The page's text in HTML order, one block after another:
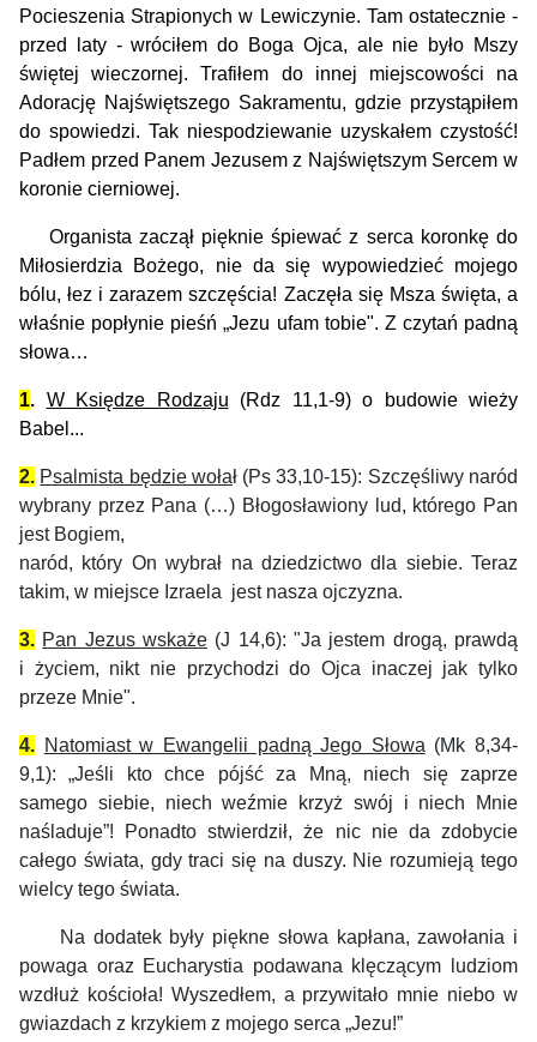
Pocieszenia Strapionych w Lewiczynie. Tam ostatecznie -
przed laty - wróciłem do Boga Ojca, ale nie było Mszy
świętej wieczornej. Trafiłem do innej miejscowości na
Adorację Najświętszego Sakramentu, gdzie przystąpiłem
do spowiedzi. Tak niespodziewanie uzyskałem czystość!
Padłem przed Panem Jezusem z Najświętszym Sercem w
koronie cierniowej.
Organista zaczął pięknie śpiewać z serca koronkę do
Miłosierdzia Bożego, nie da się wypowiedzieć mojego
bólu, łez i zarazem szczęścia! Zaczęła się Msza święta, a
właśnie popłynie pieśń „Jezu ufam tobie". Z czytań padną
słowa…
1. W Księdze Rodzaju (Rdz 11,1-9) o budowie wieży
Babel...
2. Psalmista będzie wołał (Ps 33,10-15): Szczęśliwy naród
wybrany przez Pana (…) Błogosławiony lud, którego Pan
jest Bogiem,
naród, który On wybrał na dziedzictwo dla siebie. Teraz
takim, w miejsce Izraela jest nasza ojczyzna.
3. Pan Jezus wskaże (J 14,6): "Ja jestem drogą, prawdą
i życiem, nikt nie przychodzi do Ojca inaczej jak tylko
przeze Mnie".
4. Natomiast w Ewangelii padną Jego Słowa(Mk 8,34-
9,1): „Jeśli kto chce pójść za Mną, niech się zaprze
samego siebie, niech weźmie krzyż swój i niech Mnie
naśladuje”! Ponadto stwierdził, że nic nie da zdobycie
całego świata, gdy traci się na duszy. Nie rozumieją tego
wielcy tego świata.
Na dodatek były piękne słowa kapłana, zawołania i
powaga oraz Eucharystia podawana klęczącym ludziom
wzdłuż kościoła! Wyszedłem, a przywitało mnie niebo w
gwiazdach z krzykiem z mojego serca „Jezu!”